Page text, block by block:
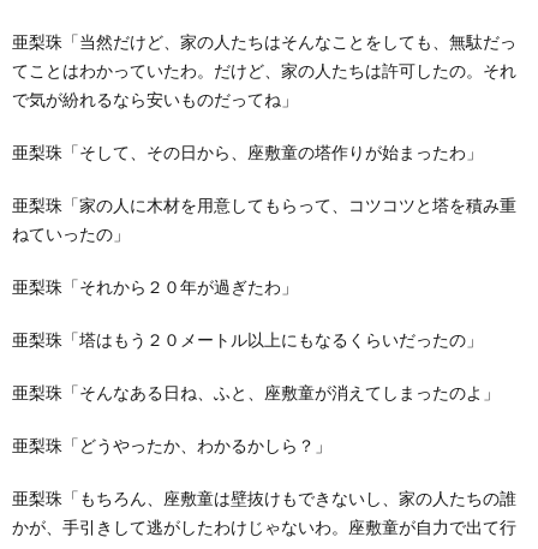
亜梨珠「当然だけど、家の人たちはそんなことをしても、無駄だっ
てことはわかっていたわ。だけど、家の人たちは許可したの。それ
で気が紛れるなら安いものだってね」
亜梨珠「そして、その日から、座敷童の塔作りが始まったわ」
亜梨珠「家の人に木材を用意してもらって、コツコツと塔を積み重
ねていったの」
亜梨珠「それから２０年が過ぎたわ」
亜梨珠「塔はもう２０メートル以上にもなるくらいだったの」
亜梨珠「そんなある日ね、ふと、座敷童が消えてしまったのよ」
亜梨珠「どうやったか、わかるかしら？」
亜梨珠「もちろん、座敷童は壁抜けもできないし、家の人たちの誰
かが、手引きして逃がしたわけじゃないわ。座敷童が自力で出て行